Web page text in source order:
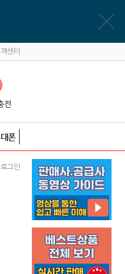
센터
폰
로그인